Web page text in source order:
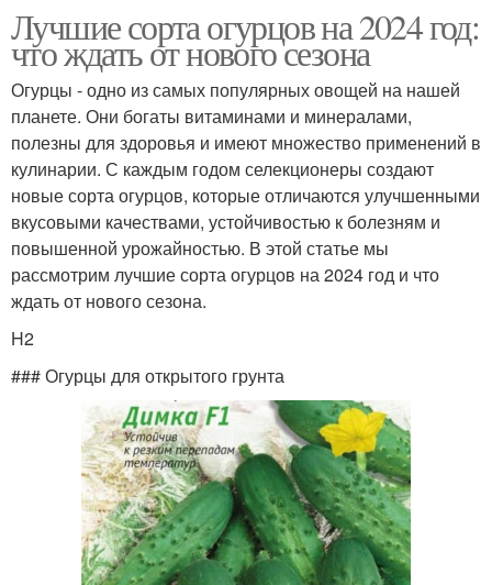
Лучшие сорта огурцов на 2024 год:
что ждать от нового сезона
Огурцы - одно из самых популярных овощей на нашей
планете. Они богаты витаминами и минералами,
полезны для здоровья и имеют множество применений в
кулинарии. С каждым годом селекционеры создают
новые сорта огурцов, которые отличаются улучшенными
вкусовыми качествами, устойчивостью к болезням и
повышенной урожайностью. В этой статье мы
рассмотрим лучшие сорта огурцов на 2024 год и что
ждать от нового сезона.
H2
### Огурцы для открытого грунта